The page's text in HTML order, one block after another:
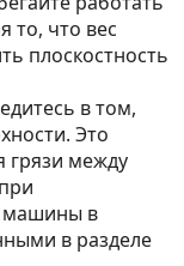
то, что вес
плоскостность
в том,
Это
грязи между
машины в
в разделе